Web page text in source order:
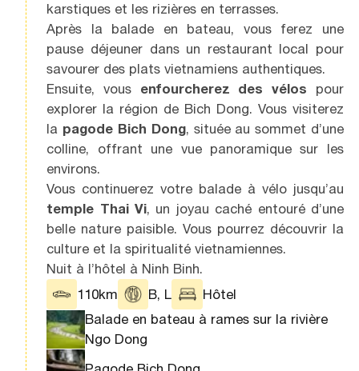
karstiques et les rizières en terrasses.
Après la balade en bateau, vous ferez une
pause déjeuner dans un restaurant local pour
savourer des plats vietnamiens authentiques.
Ensuite, vous enfourcherez des vélos pour
explorer la région de Bich Dong. Vous visiterez
la pagode Bich Dong, située au sommet d’une
colline, offrant une vue panoramique sur les
environs.
Vous continuerez votre balade à vélo jusqu’au
temple Thai Vi, un joyau caché entouré d’une
belle nature paisible. Vous pourrez découvrir la
culture et la spiritualité vietnamiennes.
Nuit à l’hôtel à Ninh Binh.
110km
B, L
Hôtel
Balade en bateau à rames sur la rivière
Ngo Dong